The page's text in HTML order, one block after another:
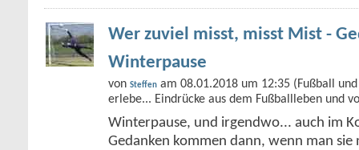
Wer zuviel misst, misst Mist -
Winterpause
von Steffen am 08.01.2018 um 12:35 (Fußball
erlebe... Eindrücke aus dem Fußballleben und
Winterpause, und irgendwo... auch im
Gedanken kommen dann, wenn man